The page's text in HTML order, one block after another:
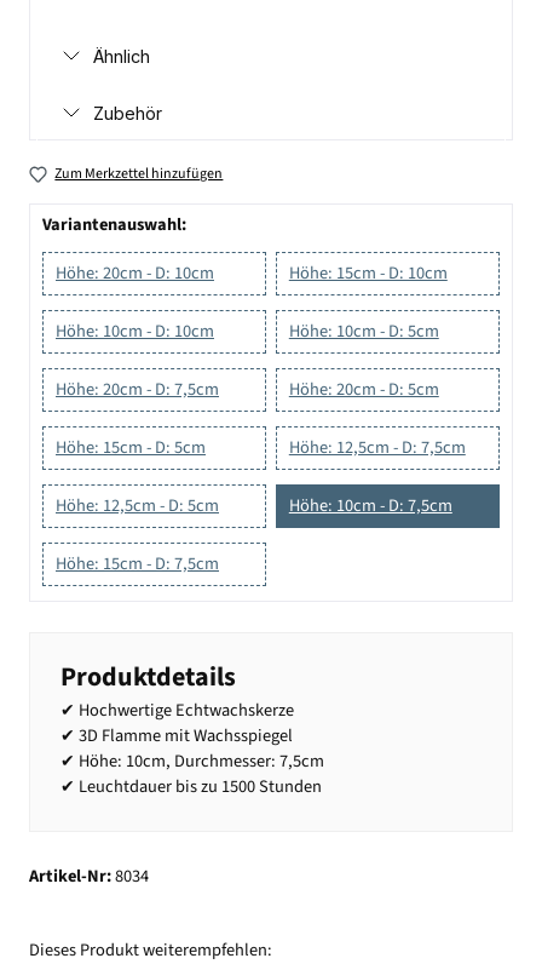
Ähnlich
Zubehör
Zum Merkzettel hinzufügen
Variantenauswahl:
Höhe: 20cm - D: 10cm
Höhe: 15cm - D: 10cm
Höhe: 10cm - D: 10cm Höhe: 10cm - D: 5cm
Höhe: 20cm - D: 7,5cm Höhe: 20cm - D: 5cm
Höhe: 15cm - D: 5cm Höhe: 12,5cm - D: 7,5cm
Höhe: 12,5cm - D: 5cm Höhe: 10cm - D: 7,5cm
Höhe: 15cm - D: 7,5cm
Produktdetails
✔ Hochwertige Echtwachskerze
✔ 3D Flamme mit Wachsspiegel
✔ Höhe: 10cm, Durchmesser: 7,5cm
✔ Leuchtdauer bis zu 1500 Stunden
Artikel-Nr:8034
Dieses Produkt weiterempfehlen: